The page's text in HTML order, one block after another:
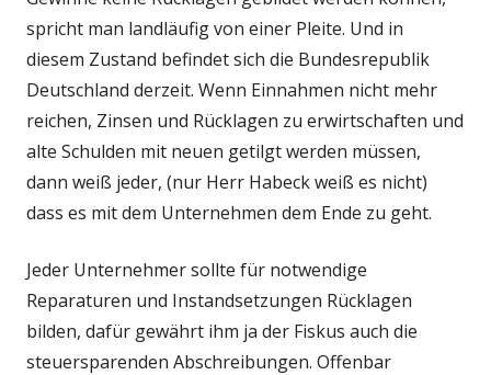
spricht man landläufig von einer Pleite. Und in
diesem Zustand befindet sich die Bundesrepublik
Deutschland derzeit. Wenn Einnahmen nicht mehr
reichen, Zinsen und Rücklagen zu erwirtschaften und
alte Schulden mit neuen getilgt werden müssen,
dann weiß jeder, (nur Herr Habeck weiß es nicht)
dass es mit dem Unternehmen dem Ende zu geht.
Jeder Unternehmer sollte für notwendige
Reparaturen und Instandsetzungen Rücklagen
bilden, dafür gewährt ihm ja der Fiskus auch die
steuersparenden Abschreibungen. Offenbar